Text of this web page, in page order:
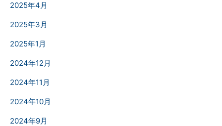
2025年4月
2025年3月
2025年1月
2024年12月
2024年11月
2024年10月
2024年9月